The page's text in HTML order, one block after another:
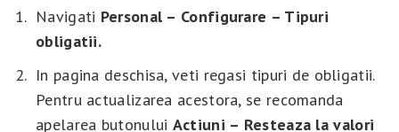
Navigati Personal – Configurare – Tipuri
obligatii.
In pagina deschisa, veti regasi tipuri de obligatii.
Pentru actualizarea acestora, se recomanda
apelarea butonului Actiuni – Resteaza la valori